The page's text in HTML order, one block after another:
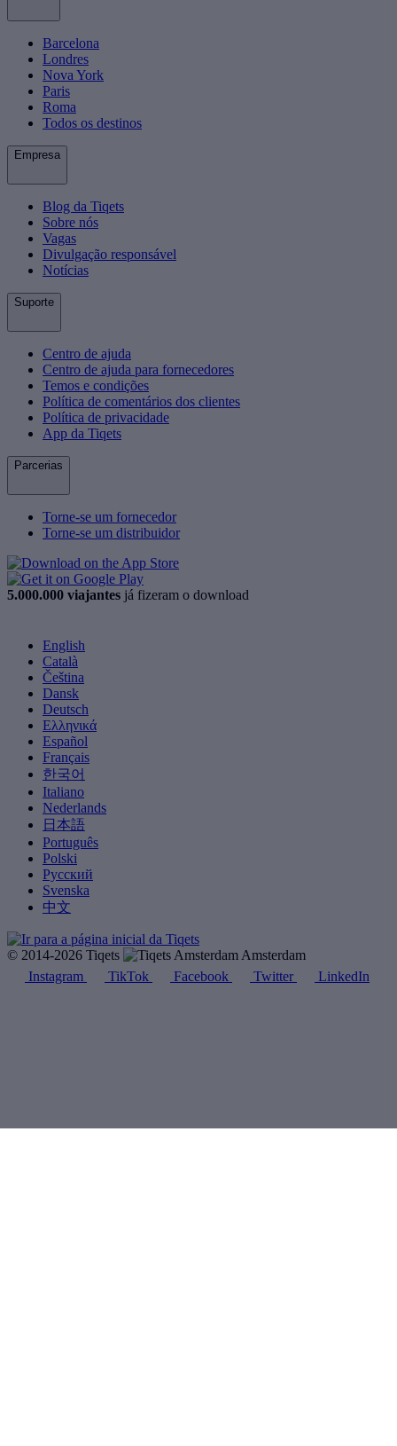
Barcelona
Londres
Nova York
Paris
Roma
Todos os destinos
Empresa
Blog da Tiqets
Sobre nós
Vagas
Divulgação responsável
Notícias
Suporte
Centro de ajuda
Centro de ajuda para fornecedores
Temos e condições
Política de comentários dos clientes
Política de privacidade
App da Tiqets
Parcerias
Torne-se um fornecedor
Torne-se um distribuidor
5.000.000 viajantes já fizeram o download
English
Català
Čeština
Dansk
Deutsch
Ελληνικά
Español
Français
한국어
Italiano
Nederlands
日本語
Português
Polski
Русский
Svenska
中文
© 2014-2026 Tiqets
Amsterdam
Instagram
TikTok Facebook Twitter LinkedIn